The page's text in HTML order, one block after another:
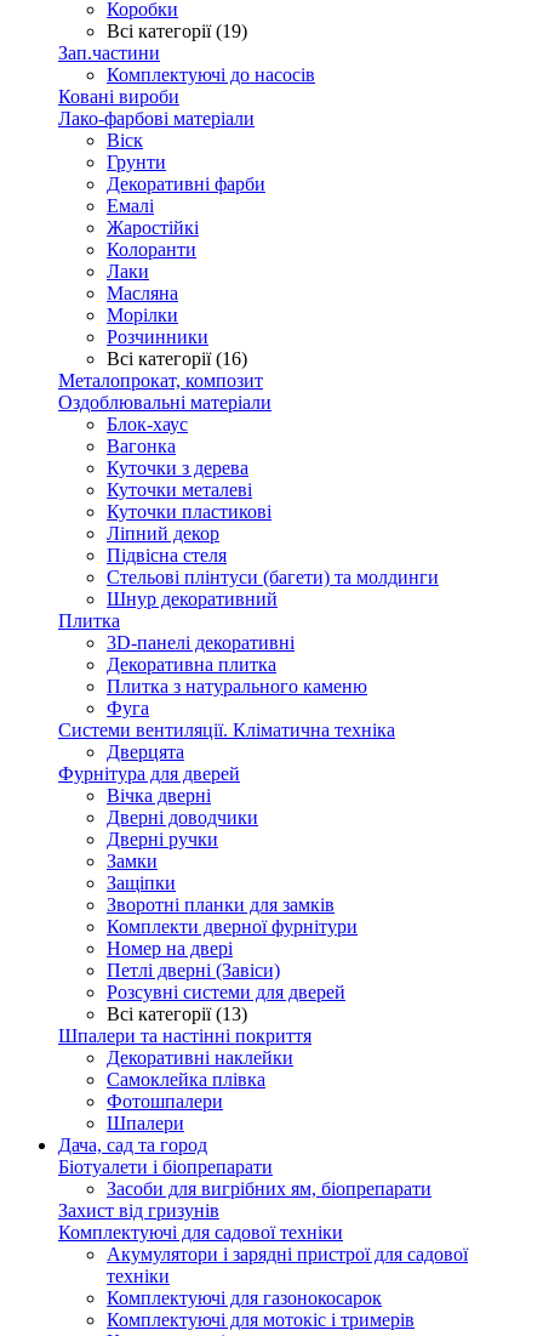
Коробки
Всі категорії (19)
Зап.частини
Комплектуючі до насосів
Ковані вироби
Лако-фарбові матеріали
Віск
Грунти
Декоративні фарби
Емалі
Жаростійкі
Колоранти
Лаки
Масляна
Морілки
Розчинники
Всі категорії (16)
Металопрокат, композит
Оздоблювальні матеріали
Блок-хаус
Вагонка
Куточки з дерева
Куточки металеві
Куточки пластикові
Ліпний декор
Підвісна стеля
Стельові плінтуси (багети) та молдинги
Шнур декоративний
Плитка
3D-панелі декоративні
Декоративна плитка
Плитка з натурального каменю
Фуга
Системи вентиляції. Кліматична техніка
Дверцята
Фурнітура для дверей
Вічка дверні
Дверні доводчики
Дверні ручки
Замки
Защіпки
Зворотні планки для замків
Комплекти дверної фурнітури
Номер на двері
Петлі дверні (Завіси)
Розсувні системи для дверей
Всі категорії (13)
Шпалери та настінні покриття
Декоративні наклейки
Самоклейка плівка
Фотошпалери
Шпалери
Дача, сад та город
Біотуалети і біопрепарати
Засоби для вигрібних ям, біопрепарати
Захист від гризунів
Комплектуючі для садової техніки
Акумулятори і зарядні пристрої для садової
техніки
Комплектуючі для газонокосарок
Комплектуючі для мотокіс і тримерів